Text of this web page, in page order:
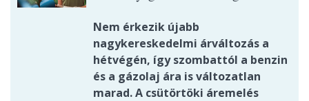
Nem érkezik újabb
nagykereskedelmi árváltozás a
hétvégén, így szombattól a benzin
és a gázolaj ára is változatlan
marad. A csütörtöki áremelés